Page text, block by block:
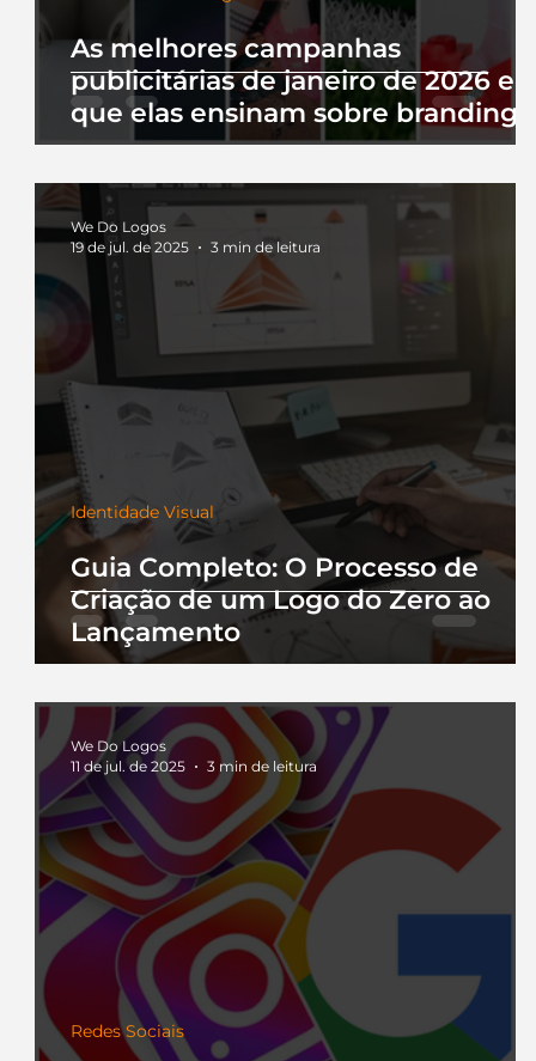
As melhores campanhas
publicitárias de janeiro de 2026 e
que elas ensinam sobre branding
Guia Completo: O Processo de
Criação de um Logo do Zero ao
Lançamento
Identidade Visual
We Do Logos
19 de jul. de 2025
3 min de leitura
Redes Sociais
We Do Logos
11 de jul. de 2025
3 min de leitura